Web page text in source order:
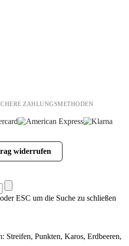
ZAHLUNGSMETHODEN
widerrufen
ESC um die Suche zu schließen
Streifen, Punkten, Karos, Erdbeeren,